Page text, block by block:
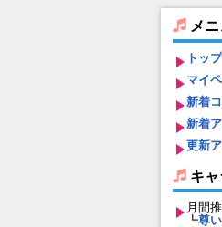
メ
トップ
マイ
新着
新着
更新
キ
月間
┗尊い